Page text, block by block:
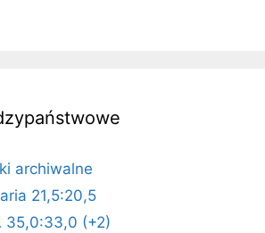
archiwalne
21,5:20,5
35,0:33,0 (+2)